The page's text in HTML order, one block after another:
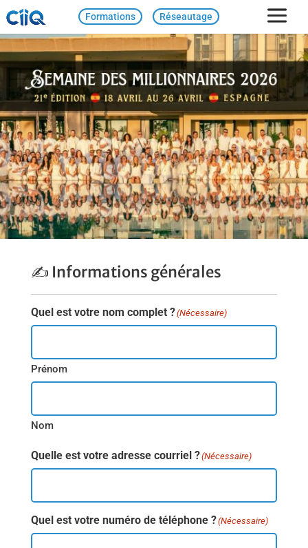
Formations Réseautage
✍️ Informations générales
Quel est votre nom complet ?(Nécessaire)
Prénom
Nom
Quelle est votre adresse courriel ?(Nécessaire)
Quel est votre numéro de téléphone ?(Nécessaire)